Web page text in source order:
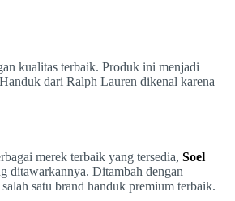
kualitas terbaik. Produk ini menjadi
dari Ralph Lauren dikenal karena
merek terbaik yang tersedia, Soel
ditawarkannya. Ditambah dengan
satu brand handuk premium terbaik.